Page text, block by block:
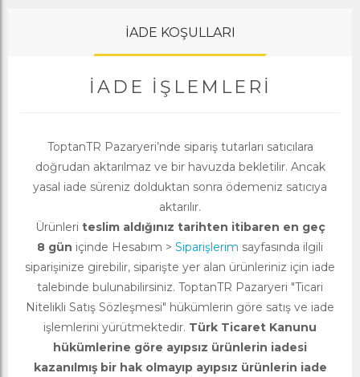
İADE KOŞULLARI
İADE İŞLEMLERI
ToptanTR Pazaryeri’nde sipariş tutarları satıcılara
doğrudan aktarılmaz ve bir havuzda bekletilir. Ancak
yasal iade süreniz dolduktan sonra ödemeniz satıcıya
aktarılır.
Ürünleri teslim aldığınız tarihten itibaren en geç
8 gün içinde Hesabım > Siparişlerim sayfasında ilgili
siparişinize girebilir, siparişte yer alan ürünleriniz için iade
talebinde bulunabilirsiniz. ToptanTR Pazaryeri "Ticari
Nitelikli Satış Sözleşmesi" hükümlerin göre satış ve iade
işlemlerini yürütmektedir. Türk Ticaret Kanunu
hükümlerine göre ayıpsız ürünlerin iadesi
kazanılmış bir hak olmayıp ayıpsız ürünlerin iade